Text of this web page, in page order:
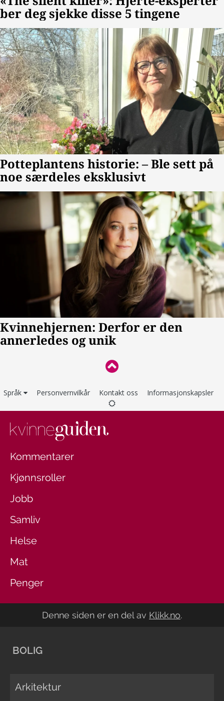
Språk Personvernvilkår Kontakt oss Informasjonskapsler
Kommentarer
Kjønnsroller
Jobb
Samliv
Helse
Mat
Penger
Denne siden er en del av Klikk.no.
BOLIG
Arkitektur